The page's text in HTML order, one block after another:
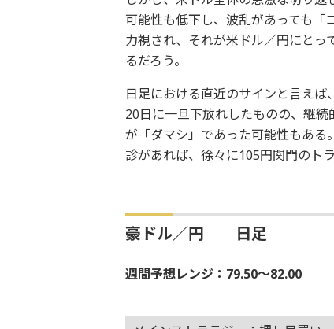
可能性も低下し、波乱があっても
力視され、それが米ドル／円にとっ
るだろう。
日足における直近のサインと言え
20日に一旦下放れしたものの、継
が「ダマシ」であった可能性もあ
診があれば、徐々に105円関門のト
豪ドル／円 日足
週間予想レンジ：79.50～82.00